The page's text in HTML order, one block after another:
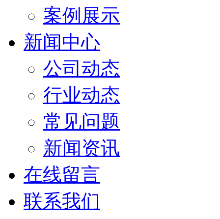
案例展示
新闻中心
公司动态
行业动态
常见问题
新闻资讯
在线留言
联系我们